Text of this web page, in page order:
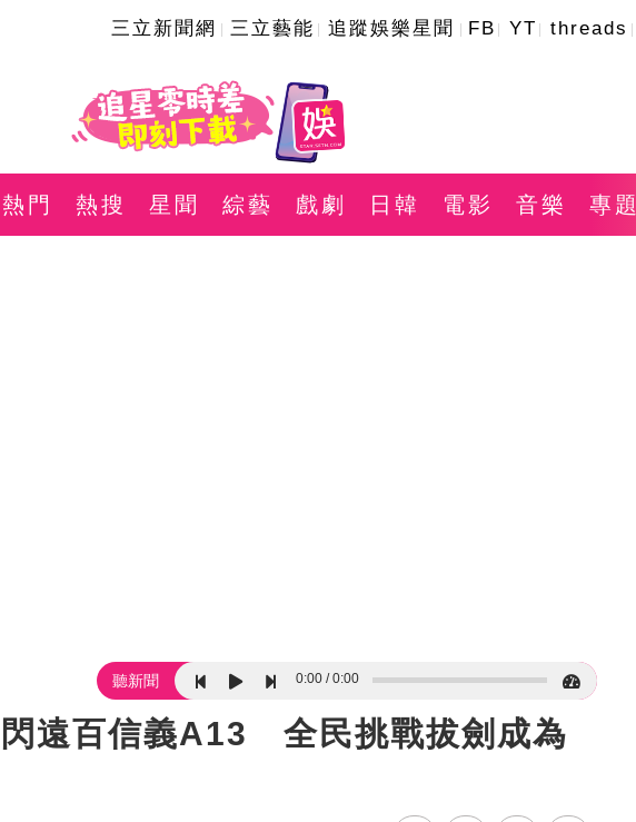
三立新聞網 三立藝能 追蹤娛樂星聞 FB YT threads
熱門 熱搜 星聞 綜藝 戲劇 日韓 電影 音樂 專題
聽新聞 0:00 0:00
閃遠百信義A13 全民挑戰拔劍成為